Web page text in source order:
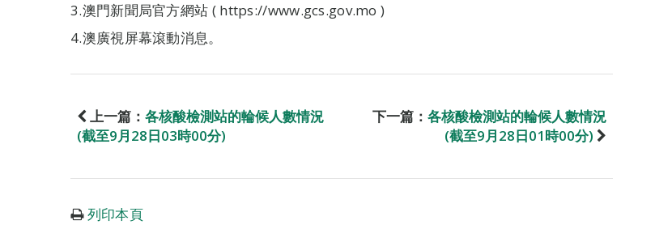
3.澳門新聞局官方網站 ( https://www.gcs.gov.mo )
4.澳廣視屏幕滾動消息。
上一篇： 各核酸檢測站的輪候人數情況
(截至9月28日03時00分)
下一篇： 各核酸檢測站的輪候人數情況
(截至9月28日01時00分)
列印本頁